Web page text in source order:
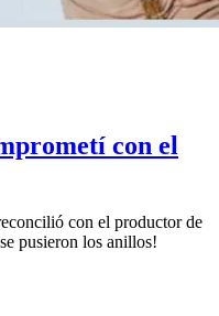
con el
con el productor de
pusieron los anillos!